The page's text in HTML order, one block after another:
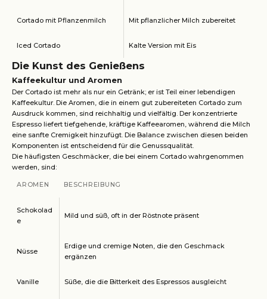
Cortado mit Pflanzenmilch Mit pflanzlicher Milch zubereitet
Iced Cortado Kalte Version mit Eis
Die Kunst des Genießens
Kaffeekultur und Aromen
Der Cortado ist mehr als nur ein Getränk; er ist Teil einer lebendigen
Kaffeekultur. Die Aromen, die in einem gut zubereiteten Cortado zum
Ausdruck kommen, sind reichhaltig und vielfältig. Der konzentrierte
Espresso liefert tiefgehende, kräftige Kaffeearomen, während die Milch
eine sanfte Cremigkeit hinzufügt. Die Balance zwischen diesen beiden
Komponenten ist entscheidend für die Genussqualität.
Die häufigsten Geschmäcker, die bei einem Cortado wahrgenommen
werden, sind:
AROMEN BESCHREIBUNG
Schokolad
e
Mild und süß, oft in der Röstnote präsent
Nüsse
Erdige und cremige Noten, die den Geschmack
ergänzen
Vanille Süße, die die Bitterkeit des Espressos ausgleicht